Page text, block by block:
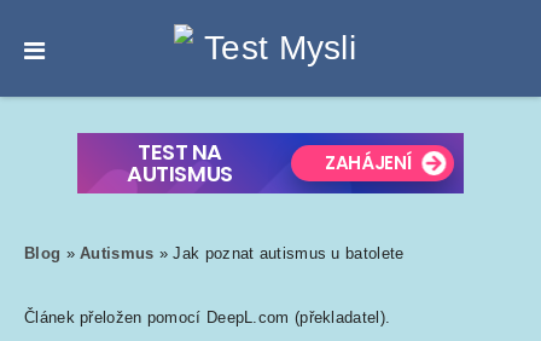
Blog »Autismus »Jak poznat autismus u batolete
Článek přeložen pomocí DeepL.com (překladatel).